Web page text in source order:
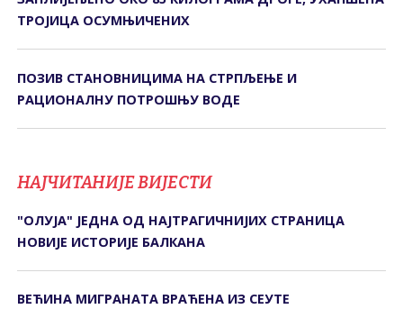
ТРОЈИЦА ОСУМЊИЧЕНИХ
ПОЗИВ СTАНОВНИЦИМА НА СTРПЉЕЊЕ И
РАЦИОНАЛНУ ПОTРОШЊУ ВОДЕ
НАЈЧИТАНИЈЕ ВИЈЕСТИ
"ОЛУЈА" ЈЕДНА ОД НАЈТРАГИЧНИЈИХ СТРАНИЦА
НОВИЈЕ ИСТОРИЈЕ БАЛКАНА
ВЕЋИНА МИГРАНАТА ВРАЋЕНА ИЗ СЕУТЕ